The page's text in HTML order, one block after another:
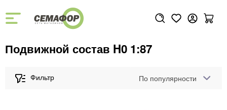
Подвижной состав H0 1:87
По популярности